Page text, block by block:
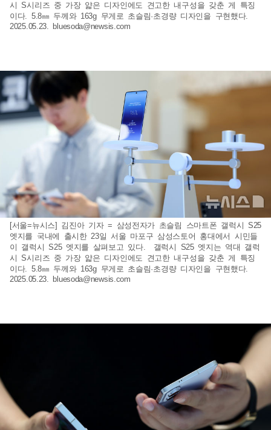
시 S시리즈 중 가장 얇은 디자인에도 견고한 내구성을 갖춘 게 특징
이다. 5.8㎜ 두께와 163g 무게로 초슬림·초경량 디자인을 구현했다.
2025.05.23. bluesoda@newsis.com
[서울=뉴시스] 김진아 기자 = 삼성전자가 초슬림 스마트폰 갤럭시 S25
엣지를 국내에 출시한 23일 서울 마포구 삼성스토어 홍대에서 시민들
이 갤럭시 S25 엣지를 살펴보고 있다. 갤럭시 S25 엣지는 역대 갤럭
시 S시리즈 중 가장 얇은 디자인에도 견고한 내구성을 갖춘 게 특징
이다. 5.8㎜ 두께와 163g 무게로 초슬림·초경량 디자인을 구현했다.
2025.05.23.
bluesoda@newsis.com